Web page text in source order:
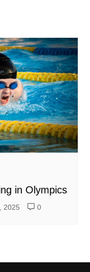
in Olympics
2025 0